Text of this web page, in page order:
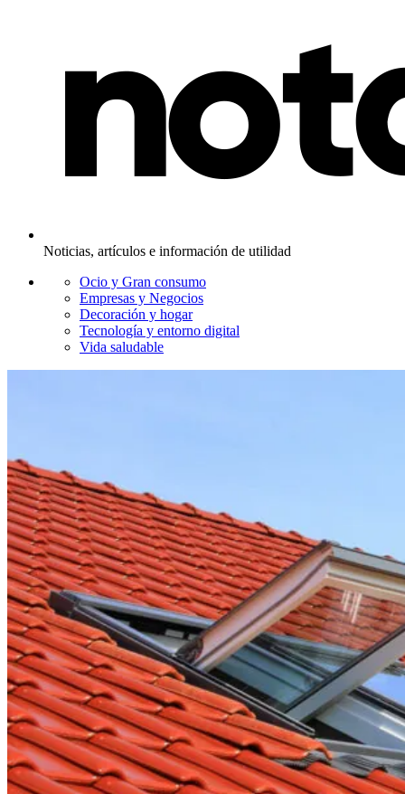
Noticias, artículos e información de utilidad
Ocio y Gran consumo
Empresas y Negocios
Decoración y hogar
Tecnología y entorno digital
Vida saludable